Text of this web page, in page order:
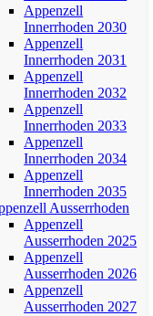
Appenzell
Innerrhoden 2030
Appenzell
Innerrhoden 2031
Appenzell
Innerrhoden 2032
Appenzell
Innerrhoden 2033
Appenzell
Innerrhoden 2034
Appenzell
Innerrhoden 2035
Ausserrhoden
Appenzell
Ausserrhoden 2025
Appenzell
Ausserrhoden 2026
Appenzell
Ausserrhoden 2027